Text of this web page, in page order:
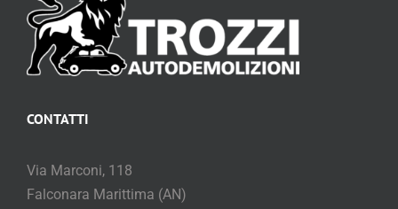
CONTATTI
Via Marconi, 118
Falconara Marittima (AN)